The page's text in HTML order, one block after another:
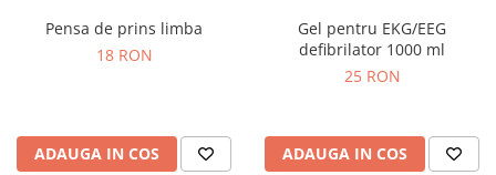
Pensa de prins limba
18 RON
ADAUGA IN COS
Gel pentru EKG/EEG
defibrilator 1000 ml
25 RON
ADAUGA IN COS